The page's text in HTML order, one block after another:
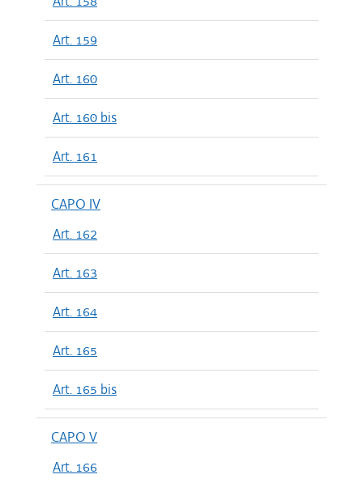
Art. 159
Art. 160
Art. 160 bis
Art. 161
CAPO IV
Art. 162
Art. 163
Art. 164
Art. 165
Art. 165 bis
CAPO V
Art. 166